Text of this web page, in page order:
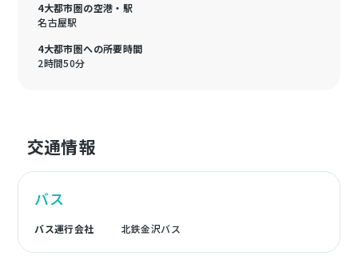
4大都市圏の空港・駅
名古屋駅
4大都市圏への所要時間
2時間50分
交通情報
バス
バス運行会社 北鉄金沢バス